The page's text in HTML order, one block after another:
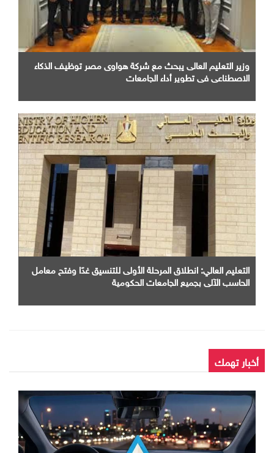
وزير التعليم العالى يبحث مع شركة هواوى مصر توظيف الذكاء
الاصطناعى فى تطوير أداء الجامعات
التعليم العالي: انطلاق المرحلة الأولى للتنسيق غدًا وفتح معامل
الحاسب الآلي بجميع الجامعات الحكومية
أخبار تهمك